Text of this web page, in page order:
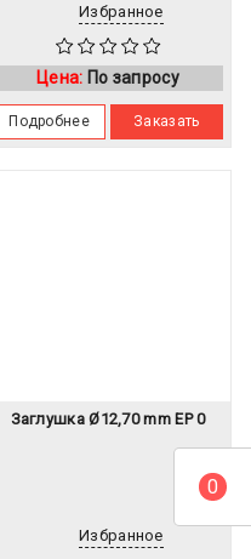
Избранное
Цена: По запросу
Подробнее Заказать
Заглушка Ø12,70 mm EP 0
Избранное
0